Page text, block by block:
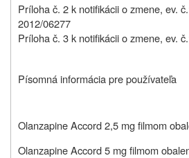
Príloha č. 2 k notifikácii o zmene, ev.
2012/06277
Príloha č. 3 k notifikácii o zmene, ev.
Písomná informácia pre používateľa
Olanzapine Accord 2,5 mg filmom
Olanzapine Accord 5 mg filmom